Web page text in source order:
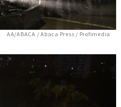
AA/ABACA / Abaca Press / Profimedia